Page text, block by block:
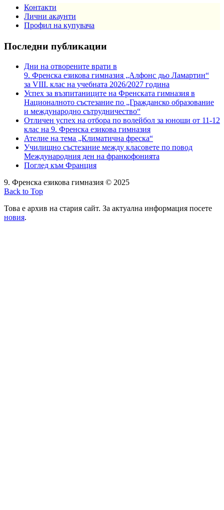
Контакти
Лични акаунти
Профил на купувача
Последни публикации
Дни на отворените врати в
9. Френска езикова гимназия „Алфонс дьо Ламартин“
за VIII. клас на учебната 2026/2027 година
Успех за възпитаниците на Френската гимназия в
Националното състезание по „Гражданско образование
и международно сътрудничество“
Отличен успех на отбора по волейбол за юноши от 11-12
клас на 9. Френска езикова гимназия
Ателие на тема „Климатична фреска“
Училищно състезание между класовете по повод
Международния ден на франкофонията
Поглед към Франция
9. Френска езикова гимназия © 2025
Back to Top
Това е архив на стария сайт. За актуална информация посете
новия.